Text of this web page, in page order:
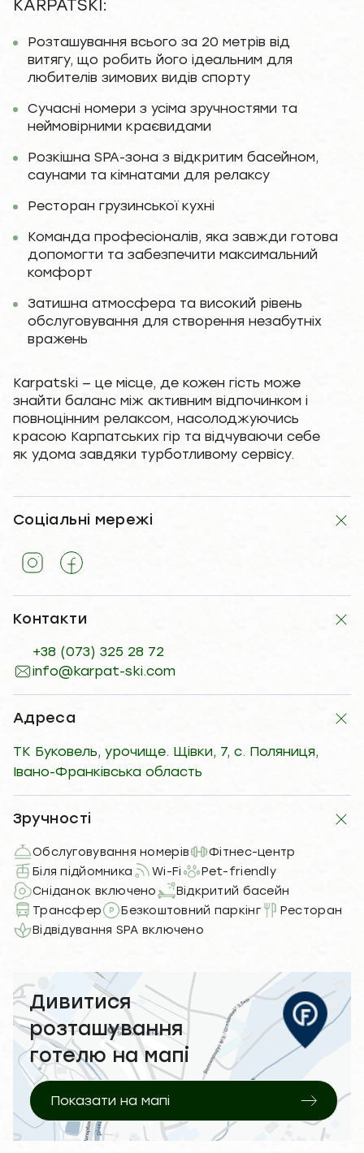
KARPATSKI:
Розташування всього за 20 метрів від
витягу, що робить його ідеальним для
любителів зимових видів спорту
Сучасні номери з усіма зручностями та
неймовірними краєвидами
Розкішна SPA-зона з відкритим басейном,
саунами та кімнатами для релаксу
Ресторан грузинської кухні
Команда професіоналів, яка завжди готова
допомогти та забезпечити максимальний
комфорт
Затишна атмосфера та високий рівень
обслуговування для створення незабутніх
вражень
Karpatski — це місце, де кожен гість може
знайти баланс між активним відпочинком і
повноцінним релаксом, насолоджуючись
красою Карпатських гір та відчуваючи себе
як удома завдяки турботливому сервісу.
Соціальні мережі
Контакти
+38 (073) 325 28 72
info@karpat-ski.com
Адреса
ТК Буковель, урочище. Щівки, 7, с. Поляниця,
Івано-Франківська область
Зручності
Обслуговування номерів
Фітнес-центр
Біля підйомника
Wi-Fi
Pet-friendly
Сніданок включено
Відкритий басейн
Трансфер
Безкоштовний паркінг
Ресторан
Відвідування SPA включено
Дивитися
розташування
готелю на мапі
Показати на мапі